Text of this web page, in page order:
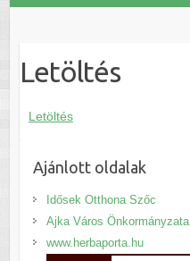
Letöltés
Letöltés
Ajánlott oldalak
Idősek Otthona Szőc
Ajka Város Önkormányzata
www.herbaporta.hu